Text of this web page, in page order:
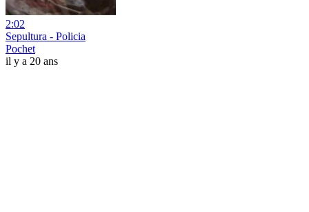
2:02
Sepultura - Policia
Pochet
il y a 20 ans